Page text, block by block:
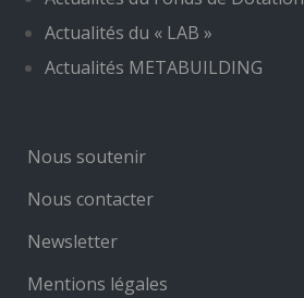
Actualités du « LAB »
Actualités METABUILDING
Nous soutenir
Nous contacter
Newsletter
Mentions légales